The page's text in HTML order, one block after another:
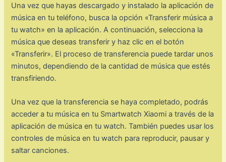
Una vez que hayas descargado y instalado la aplicación de
música en tu teléfono, busca la opción «Transferir música a
tu watch» en la aplicación. A continuación, selecciona la
música que deseas transferir y haz clic en el botón
«Transferir». El proceso de transferencia puede tardar unos
minutos, dependiendo de la cantidad de música que estés
transfiriendo.
Una vez que la transferencia se haya completado, podrás
acceder a tu música en tu Smartwatch Xiaomi a través de la
aplicación de música en tu watch. También puedes usar los
controles de música en tu watch para reproducir, pausar y
saltar canciones.